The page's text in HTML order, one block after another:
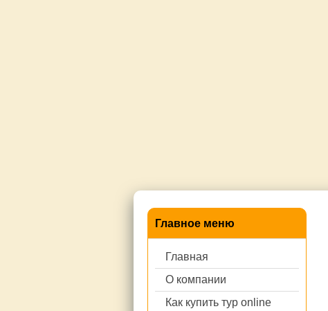
Главное меню
Главная
О компании
Как купить тур online